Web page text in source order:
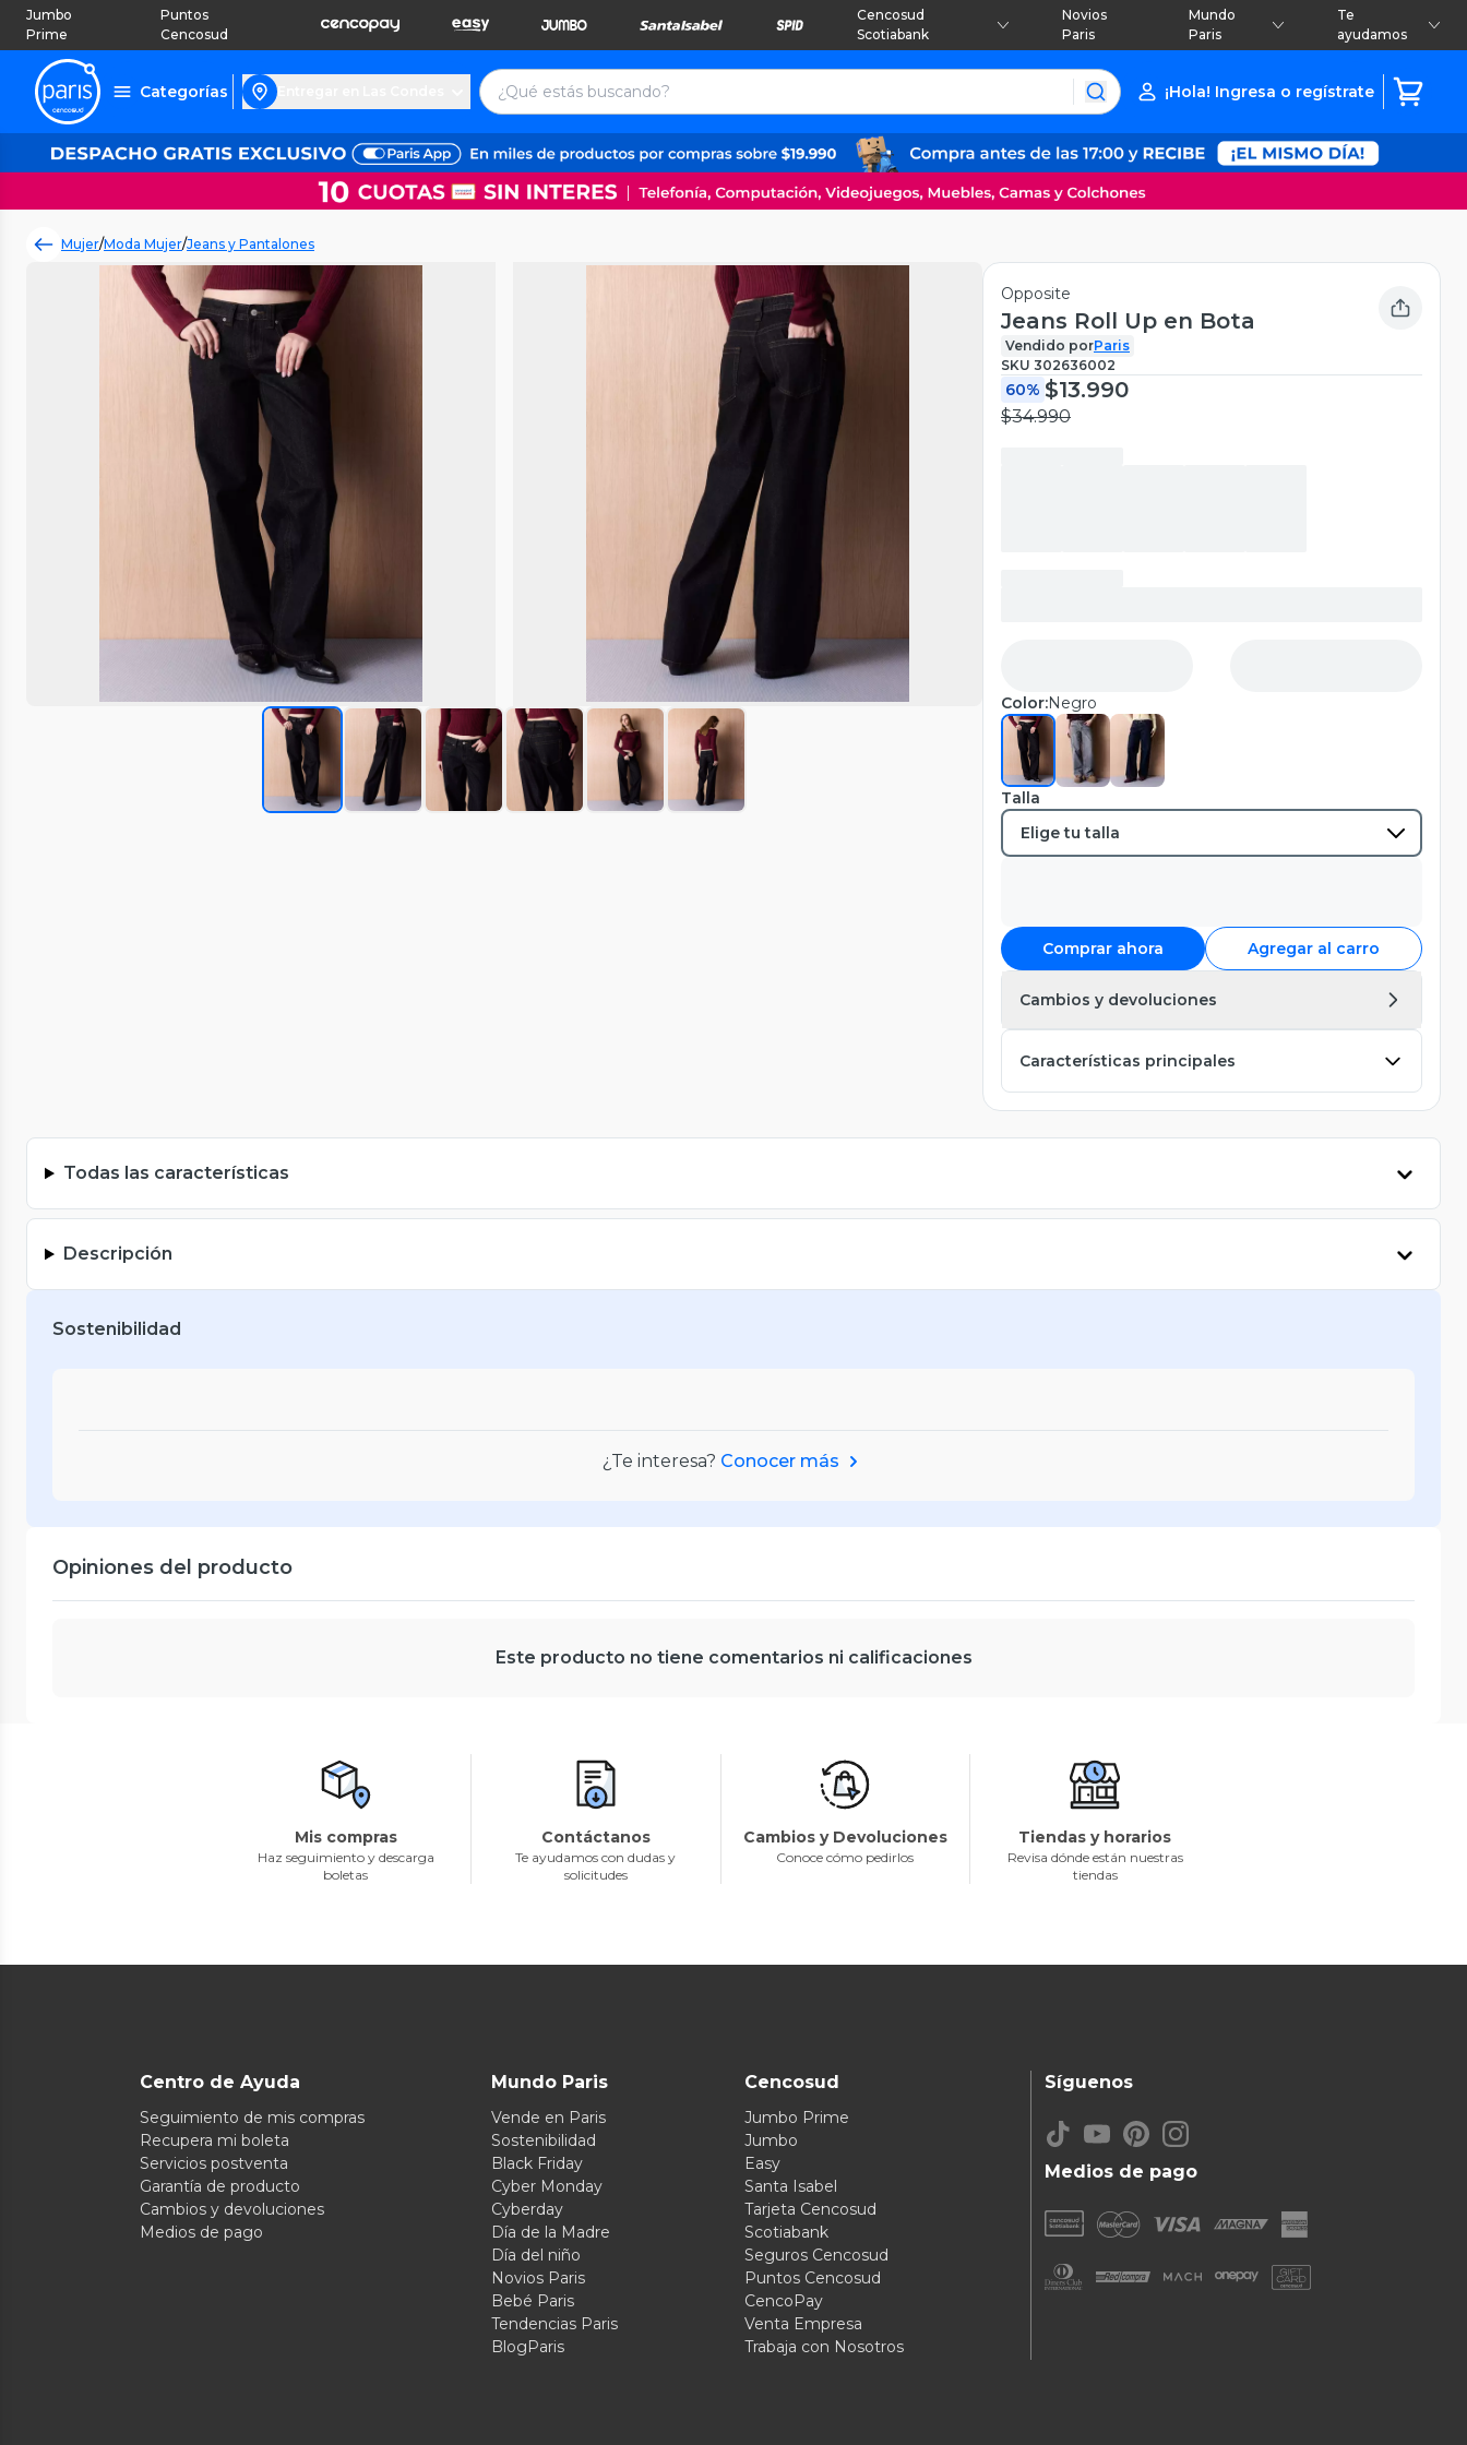
Jumbo
Prime
Puntos
Cencosud
Cencosud
Scotiabank
Novios
Paris
Mundo
Paris
Te
ayudamos
Categorías ¡Hola! Ingresa o regístrate
Mujer/Moda Mujer/Jeans y Pantalones
Opposite
Jeans Roll Up en Bota
Vendido porParis
SKU 302636002
60% $13.990
$34.990
Color:Negro
Talla
Comprar ahora Agregar al carro
Cambios y devoluciones
Características principales
Todas las características
Descripción
Sostenibilidad
¿Te interesa? Conocer más
Opiniones del producto
Este producto no tiene comentarios ni calificaciones
Mis compras
Haz seguimiento y descarga
boletas
Contáctanos
Te ayudamos con dudas y
solicitudes
Cambios y Devoluciones
Conoce cómo pedirlos
Tiendas y horarios
Revisa dónde están nuestras
tiendas
Centro de Ayuda
Seguimiento de mis compras
Recupera mi boleta
Servicios postventa
Garantía de producto
Cambios y devoluciones
Medios de pago
Mundo Paris
Vende en Paris
Sostenibilidad
Black Friday
Cyber Monday
Cyberday
Día de la Madre
Día del niño
Novios Paris
Bebé Paris
Tendencias Paris
BlogParis
Cencosud
Jumbo Prime
Jumbo
Easy
Santa Isabel
Tarjeta Cencosud
Scotiabank
Seguros Cencosud
Puntos Cencosud
CencoPay
Venta Empresa
Trabaja con Nosotros
Medios de pago
Síguenos